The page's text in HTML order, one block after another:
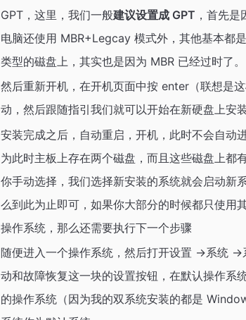
GPT，这里，我们一般建议设置成 GPT ，首先
电脑还使用 MBR+Legcay 模式外，其他基本都
类型的磁盘上，其实也是因为 MBR 已经过时了。
然后重新开机，在开机页面中按 enter（联想是
动，然后跟随指引我们就可以开始在新硬盘上安
安装完成之后，自动重启，开机，此时不会自动
为此时主板上存在两个磁盘，而且这些磁盘上都
你手动选择，我们选择新安装的系统就会启动新
么到此为止即可，如果你大部分的时候都只使用
操作系统，那么还需要执行下一个步骤
随便进入一个操作系统，然后打开设置 ->系统 -
动和故障恢复这一块的设置按钮，在默认操作系
的操作系统（因为我的双系统安装的都是